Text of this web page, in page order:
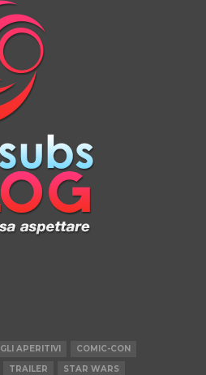
GLI APERITIVI
COMIC-CON
TRAILER
STAR WARS